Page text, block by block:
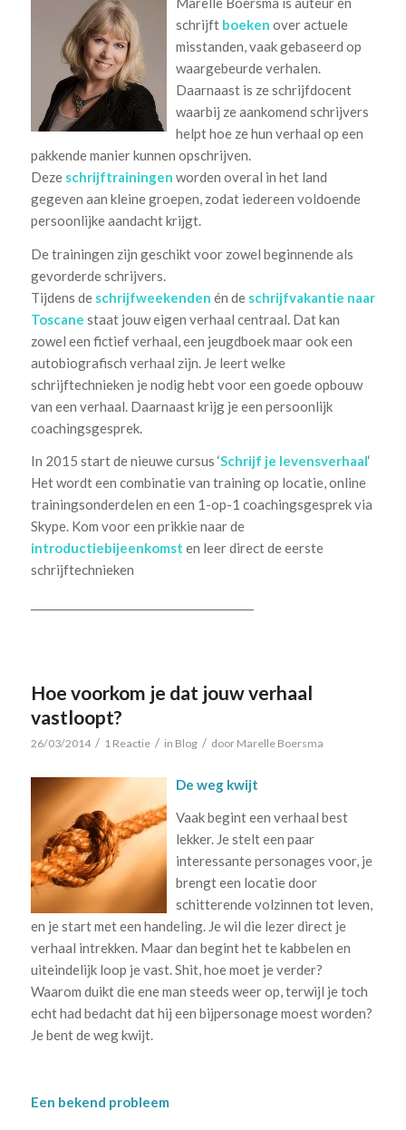
schrijft boeken over actuele
misstanden, vaak gebaseerd op
waargebeurde verhalen.
Daarnaast is ze schrijfdocent
waarbij ze aankomend schrijvers
helpt hoe ze hun verhaal op een
pakkende manier kunnen opschrijven.
Deze schrijftrainingen worden overal in het land
gegeven aan kleine groepen, zodat iedereen voldoende
persoonlijke aandacht krijgt.
De trainingen zijn geschikt voor zowel beginnende als
gevorderde schrijvers.
Tijdens de schrijfweekenden én de schrijfvakantie naar
Toscane staat jouw eigen verhaal centraal. Dat kan
zowel een fictief verhaal, een jeugdboek maar ook een
autobiografisch verhaal zijn. Je leert welke
schrijftechnieken je nodig hebt voor een goede opbouw
van een verhaal. Daarnaast krijg je een persoonlijk
coachingsgesprek.
In 2015 start de nieuwe cursus ‘Schrijf je levensverhaal‘
Het wordt een combinatie van training op locatie, online
trainingsonderdelen en een 1-op-1 coachingsgesprek via
Skype. Kom voor een prikkie naar de
introductiebijeenkomst en leer direct de eerste
schrijftechnieken
Hoe voorkom je dat jouw verhaal
vastloopt?
26/03/2014 / 1 Reactie / in Blog / door Marelle Boersma
De weg kwijt
Vaak begint een verhaal best
lekker. Je stelt een paar
interessante personages voor, je
brengt een locatie door
schitterende volzinnen tot leven,
en je start met een handeling. Je wil die lezer direct je
verhaal intrekken. Maar dan begint het te kabbelen en
uiteindelijk loop je vast. Shit, hoe moet je verder?
Waarom duikt die ene man steeds weer op, terwijl je toch
echt had bedacht dat hij een bijpersonage moest worden?
Je bent de weg kwijt.
Een bekend probleem